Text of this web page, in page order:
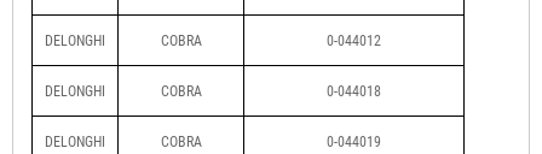
DELONGHI COBRA 0-044012
DELONGHI COBRA 0-044018
DELONGHI COBRA 0-044019